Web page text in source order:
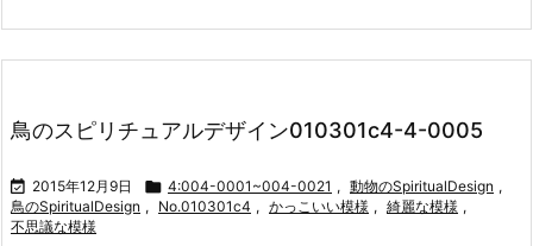
鳥のスピリチュアルデザイン010301c4-4-0005
 2015年12月9日  4:004-0001~004-0021 , 動物のSpiritualDesign ,
鳥のSpiritualDesign , No.010301c4 , かっこいい模様 , 綺麗な模様 ,
不思議な模様